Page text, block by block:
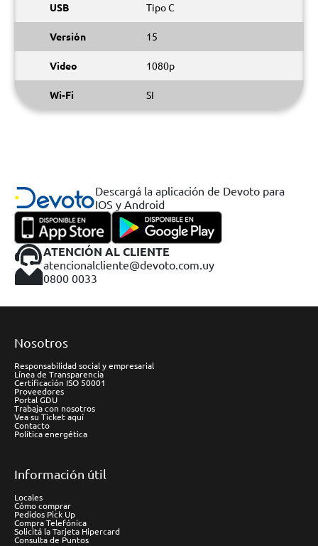
USB Tipo C
Versión 15
Video 1080p
Wi-Fi SI
Descargá la aplicación de Devoto para
IOS y Android
ATENCIÓN AL CLIENTE
atencionalcliente@devoto.com.uy
0800 0033
Nosotros
Responsabilidad social y empresarial
Línea de Transparencia
Certificación ISO 50001
Proveedores
Portal GDU
Trabaja con nosotros
Vea su Ticket aquí
Contacto
Política energética
Información útil
Locales
Cómo comprar
Pedidos Pick Up
Compra Telefónica
Solicitá la Tarjeta Hipercard
Consulta de Puntos